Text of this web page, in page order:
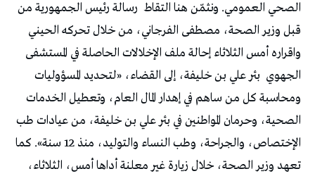
الصحي العمومي. ونثمّن هنا التقاط رسالة رئيس الجمهورية من
قبل وزير الصحة، مصطفى الفرجاني، من خلال تحركه الحيني
واقراره أمس الثلاثاء إحالة ملف الإخلالات الحاصلة في المستشفى
الجهوي بئر علي بن خليفة، إلى القضاء، «لتحديد المسؤوليات
ومحاسبة كل من ساهم في إهدار المال العام، وتعطيل الخدمات
الصحية، وحرمان المواطنين في بئر علي بن خليفة، من عيادات طب
الإختصاص، والجراحة، وطب النساء والتوليد، منذ 12 سنة». كما
تعهد وزير الصحة، خلال زيارة غير معلنة أداها أمس، الثلاثاء،